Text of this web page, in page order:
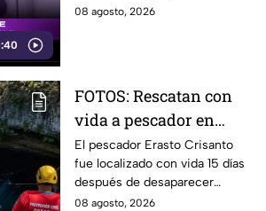
que ya conoce la fórmula:
08 agosto, 2026
FOTOS: Rescatan con
vida a pescador en
cenote a 100 metros de
profundidad;
sobrevivió 15 días
El pescador Erasto Crisanto
fue localizado con vida 15 días
después de desaparecer
mientras pescaba en un
08 agosto, 2026